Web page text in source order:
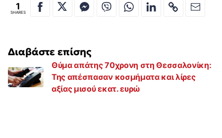
1
SHARES
Διαβάστε επίσης
Θύμα απάτης 70χρονη στη Θεσσαλονίκη:
Της απέσπασαν κοσμήματα και λίρες
αξίας μισού εκατ. ευρώ